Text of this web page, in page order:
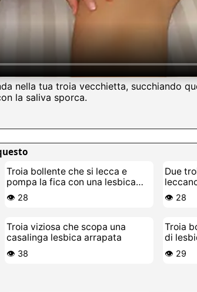
nella tua troia vecchietta, succhiando
la saliva sporca.
Troia bollente che si lecca e
pompa la fica con una lesbica
cicciona e vecchietta
👁️ 28
Due
👁️ 28
Troia viziosa che scopa una
casalinga lesbica arrapata
👁️ 38
Troia
di
👁️ 29